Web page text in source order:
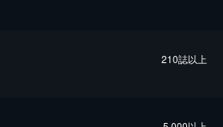
210誌以上